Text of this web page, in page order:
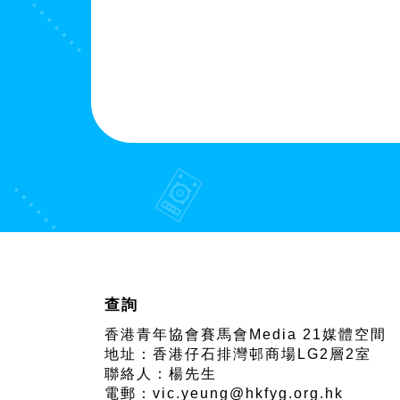
查詢
香港青年協會賽馬會 Media 21媒體空間
地址：香港仔石排灣邨商場LG2層2室
聯絡人：楊先生
電郵： vic.yeung@hkfyg.org.hk